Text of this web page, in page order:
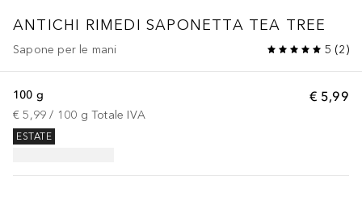
ANTICHI RIMEDI SAPONETTA TEA TREE
Sapone per le mani 5 (2)
€ 5,99
100 g
€ 5,99 / 100 g Totale IVA
ESTATE